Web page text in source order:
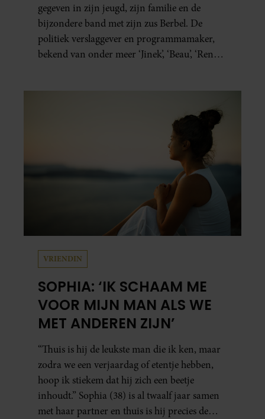
gegeven in zijn jeugd, zijn familie en de
bijzondere band met zijn zus Berbel. De
politiek verslaggever en programmamaker,
bekend van onder meer ‘Jinek’, ‘Beau’, ‘Renze’,
VRIENDIN
SOPHIA: ‘IK SCHAAM ME
VOOR MIJN MAN ALS WE
MET ANDEREN ZIJN’
“Thuis is hij de leukste man die ik ken, maar
zodra we een verjaardag of etentje hebben,
hoop ik stiekem dat hij zich een beetje
inhoudt.” Sophia (38) is al twaalf jaar samen
met haar partner en thuis is hij precies de